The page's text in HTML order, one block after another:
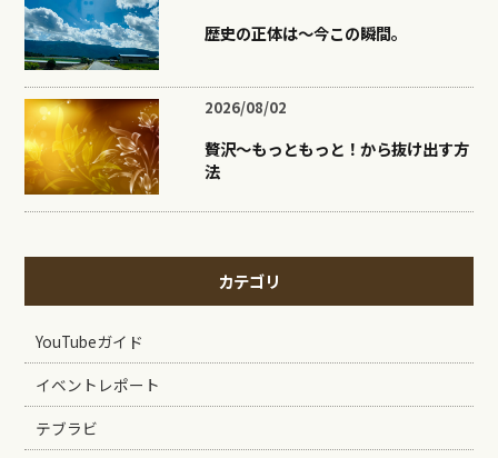
歴史の正体は〜今この瞬間。
2026/08/02
贅沢〜もっともっと！から抜け出す方
法
カテゴリ
YouTubeガイド
イベントレポート
テブラビ